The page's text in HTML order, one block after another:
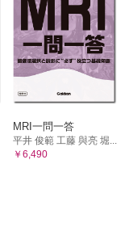
MRI一問一答
平井 俊範 工藤 與亮 堀...
￥6,490